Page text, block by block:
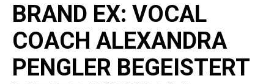
BRAND EX: VOCAL
COACH ALEXANDRA
PENGLER BEGEISTERT